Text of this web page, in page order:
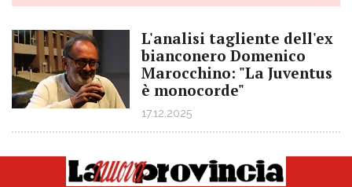
L'analisi tagliente dell'ex
bianconero Domenico
Marocchino: "La Juventus
è monocorde"
17.12.2025